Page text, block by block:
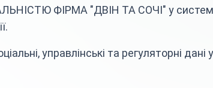
ФІРМА "ДВІН ТА СОЧІ" у
управлінські та регуляторні дані у